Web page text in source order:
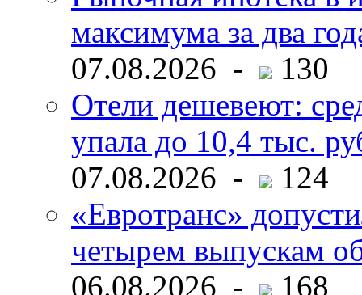
максимума за два
07.08.2026 -
130
Отели дешевеют:
упала до 10,4 тыс.
07.08.2026 -
124
«Евротранс»
четырем выпускам
06.08.2026 -
168